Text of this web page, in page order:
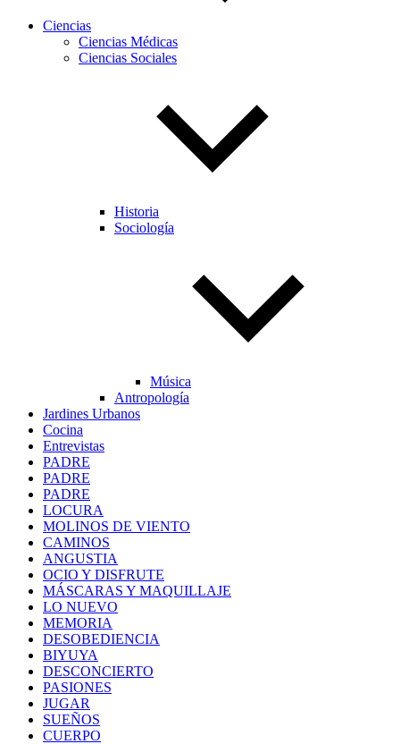
Ciencias
Ciencias Médicas
Ciencias Sociales
Historia
Sociología
Música
Antropología
Jardines Urbanos
Cocina
Entrevistas
PADRE
PADRE
PADRE
LOCURA
MOLINOS DE VIENTO
CAMINOS
ANGUSTIA
OCIO Y DISFRUTE
MÁSCARAS Y MAQUILLAJE
LO NUEVO
MEMORIA
DESOBEDIENCIA
BIYUYA
DESCONCIERTO
PASIONES
JUGAR
SUEÑOS
CUERPO